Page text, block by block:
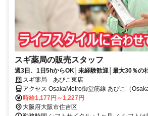
スギ薬局の販売スタッフ
週3日、1日5hからOK│未経験歓迎│最大30％の
スギ薬局 あびこ東店
アクセス OsakaMetro御堂筋線 あびこ（
阪和線 我孫子町（阪和線）南出口徒歩約8分
長居（Osaka6番口徒歩約11分
時給1,177円～1,227円
大阪府大阪市住吉区